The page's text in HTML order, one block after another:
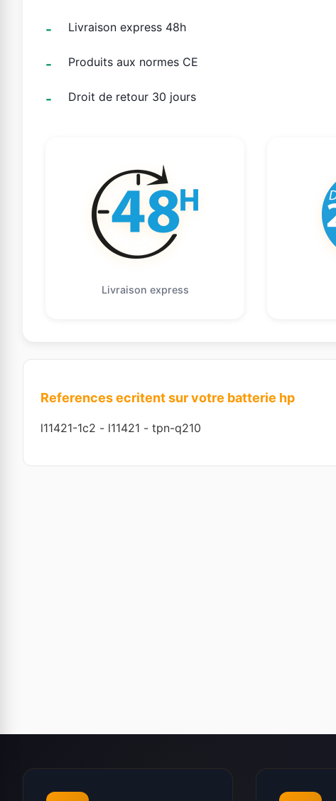
Livraison express 48h
Produits aux normes CE
Droit de retour 30 jours
Livraison express
References ecritent sur votre batterie hp
l11421-1c2 - l11421 - tpn-q210